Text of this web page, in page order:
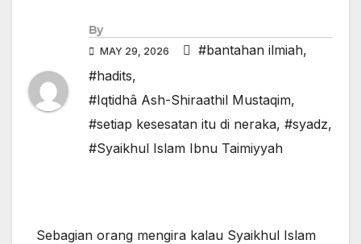
By
MAY 29, 2026 #bantahan ilmiah,
#hadits,
#Iqtidhâ Ash-Shiraathil Mustaqim,
#setiap kesesatan itu di neraka, #syadz,
#Syaikhul Islam Ibnu Taimiyyah
Sebagian orang mengira kalau Syaikhul Islam